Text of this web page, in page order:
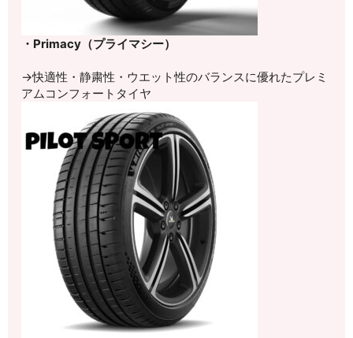
・Primacy（プライマシー）
→快適性・静粛性・ウエット性のバランスに優れたプレミ
アムコンフォートタイヤ